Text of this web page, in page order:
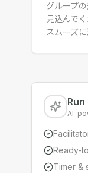
グループ
見込んで
スムーズ
Run
AI-
Ready-
Timer &